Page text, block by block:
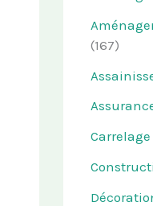
(167)
Carrelage